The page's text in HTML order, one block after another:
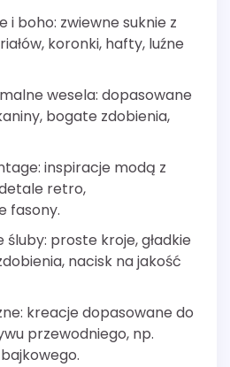
i boho: zwiewne suknie z
koronki, hafty, luźne
wesela: dopasowane
bogate zdobienia,
inspiracje modą z
retro,
fasony.
proste kroje, gładkie
nacisk na jakość
kreacje dopasowane do
przewodniego, np.